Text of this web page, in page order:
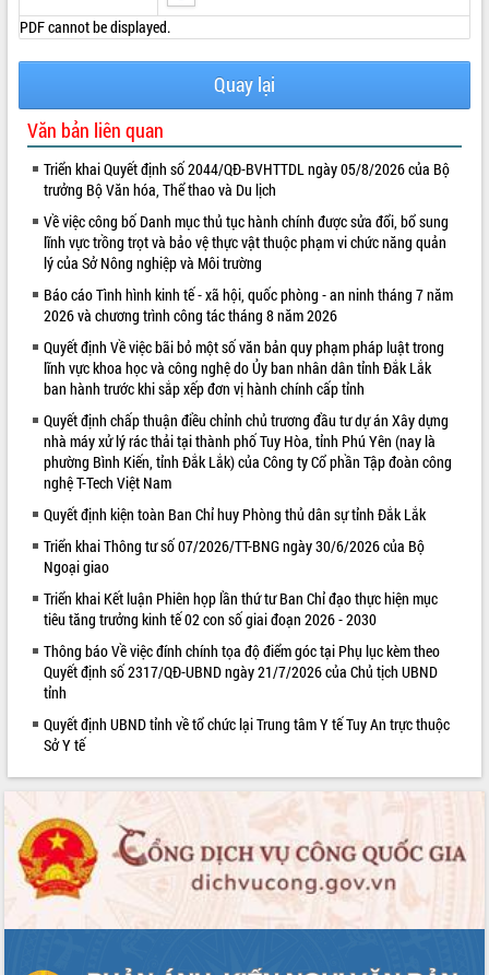
VIDEO
Loading the player...
Khám bệnh, cấp phát thuốc miễn phí
và tặng quà người dân xã Cư Pui
Hội nghị UBND tỉnh Đắk Lắk thường kỳ
tháng 7/2026
Lễ truy tặng danh hiệu “Bà Mẹ Việt
Nam Anh hùng” và trao Huân chương
Lao động
UBND tỉnh Đắk Lắk triển khai nhiệm
vụ 6 tháng cuối năm 2026
Kỳ họp thứ Hai, Hội đồng nhân dân
tỉnh khóa XI quyết nghị nhiều nội dung
Bí thư Tỉnh ủy Lương Nguyễn Minh
Triết thăm, tặng quà người có công với
cách mạng
Rà soát, hoàn thiện hệ thống thiết chế
văn hóa, thể thao đáp ứng yêu cầu
phát triển mới
Thường trực HĐND tỉnh Đắk Lắk gặp
mặt Đoàn chuyên gia y tế TP. Hồ Chí
Minh
Lễ truy điệu và an táng hài cốt liệt sĩ
tại Nghĩa trang Liệt sĩ xã Sơn Hòa
Bàn giải pháp tháo gỡ khó khăn trong
xuất khẩu sầu riêng và triển khai quy
định EUDR
trường Nguyễn Hoàng Hiệp khảo sát
ALBUM ẢNH
LIÊN KẾT WEB
PDF cannot be displayed.
Quay lại
Văn bản liên quan
Triển khai Quyết định số 2044/QĐ-BVHTTDL ngày 05/8/2026 của Bộ
trưởng Bộ Văn hóa, Thể thao và Du lịch
Về việc công bố Danh mục thủ tục hành chính được sửa đổi, bổ sung
lĩnh vực trồng trọt và bảo vệ thực vật thuộc phạm vi chức năng quản
lý của Sở Nông nghiệp và Môi trường
Báo cáo Tình hình kinh tế - xã hội, quốc phòng - an ninh tháng 7 năm
2026 và chương trình công tác tháng 8 năm 2026
Quyết định Về việc bãi bỏ một số văn bản quy phạm pháp luật trong
lĩnh vực khoa học và công nghệ do Ủy ban nhân dân tỉnh Đắk Lắk
ban hành trước khi sắp xếp đơn vị hành chính cấp tỉnh
Quyết định chấp thuận điều chỉnh chủ trương đầu tư dự án Xây dựng
nhà máy xử lý rác thải tại thành phố Tuy Hòa, tỉnh Phú Yên (nay là
phường Bình Kiến, tỉnh Đắk Lắk) của Công ty Cổ phần Tập đoàn công
nghệ T-Tech Việt Nam
Quyết định kiện toàn Ban Chỉ huy Phòng thủ dân sự tỉnh Đắk Lắk
Triển khai Thông tư số 07/2026/TT-BNG ngày 30/6/2026 của Bộ
Ngoại giao
Triển khai Kết luận Phiên họp lần thứ tư Ban Chỉ đạo thực hiện mục
tiêu tăng trưởng kinh tế 02 con số giai đoạn 2026 - 2030
Thông báo Về việc đính chính tọa độ điểm góc tại Phụ lục kèm theo
Quyết định số 2317/QĐ-UBND ngày 21/7/2026 của Chủ tịch UBND
tỉnh
Quyết định UBND tỉnh về tổ chức lại Trung tâm Y tế Tuy An trực thuộc
Sở Y tế